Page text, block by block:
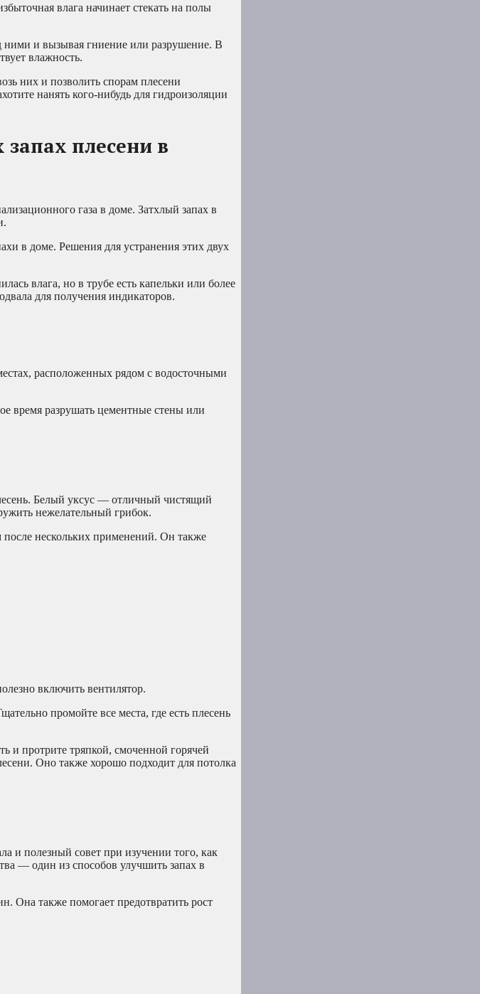
влага начинает стекать на полы
ними и вызывая гниение или разрушение. В
влажность.
них и позволить спорам плесени
нанять кого-нибудь для гидроизоляции
плесени в
газа в доме. Затхлый запах в
в доме. Решения для устранения этих двух
влага, но в трубе есть капельки или более
для получения индикаторов.
расположенных рядом с водосточными
время разрушать цементные стены или
Белый уксус — отличный чистящий
нежелательный грибок.
после нескольких применений. Он также
включить вентилятор.
промойте все места, где есть плесень
и протрите тряпкой, смоченной горячей
Оно также хорошо подходит для потолка
и полезный совет при изучении того, как
— один из способов улучшить запах в
Она также помогает предотвратить рост